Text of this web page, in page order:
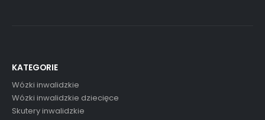
KATEGORIE
Wózki inwalidzkie
Wózki inwalidzkie dziecięce
Skutery inwalidzkie